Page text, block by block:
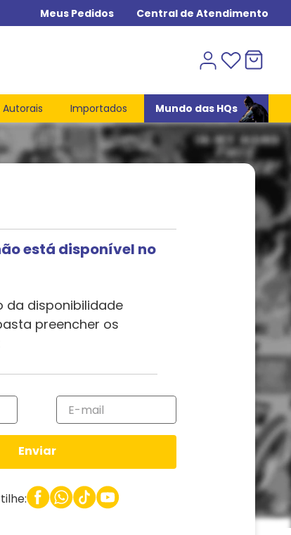
Meus Pedidos Central de Atendimento
Autorais Importados Mundo das HQs
está disponível no
da disponibilidade
preencher os
Enviar